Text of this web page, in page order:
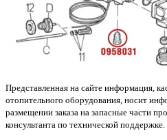
Представленная на сайте информация,
отопительного оборудования, носит
размещении заказа на запасные части
консультанта по технической поддержке.